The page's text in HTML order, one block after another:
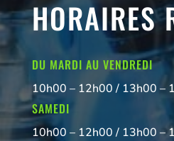
HORAIRES
DU MARDI AU VENDREDI
10h00 – 12h00 / 13h00 –
SAMEDI
10h00 – 12h00 / 13h00 –